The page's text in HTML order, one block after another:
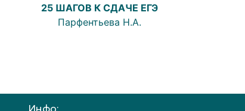
25 ШАГОВ К СДАЧЕ ЕГЭ
Парфентьева Н.А.